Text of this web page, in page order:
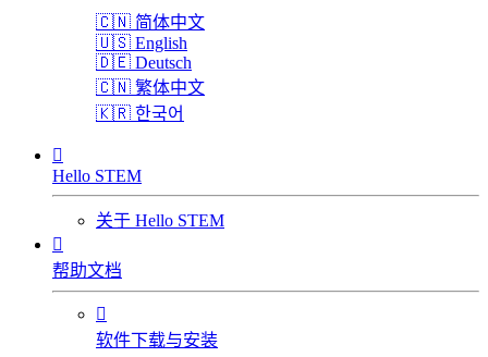
🇨🇳 简体中文
🇺🇸 English
🇩🇪 Deutsch
🇨🇳 繁体中文
🇰🇷 한국어

Hello STEM
关于 Hello STEM

帮助文档

软件下载与安装